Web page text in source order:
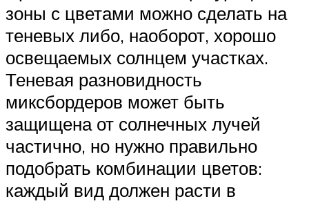
зоны с цветами можно сделать на
теневых либо, наоборот, хорошо
освещаемых солнцем участках.
Теневая разновидность
миксбордеров может быть
защищена от солнечных лучей
частично, но нужно правильно
подобрать комбинации цветов:
каждый вид должен расти в